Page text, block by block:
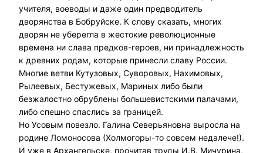
учителя, воеводы и даже один предводитель
дворянства в Бобруйске. К слову сказать, многих
дворян не уберегла в жестокие революционные
времена ни слава предков-героев, ни принадлежность
к древних родам, которые принесли славу России.
Многие ветви Кутузовых, Суворовых, Нахимовых,
Рылеевых, Бестужевых, Мариных либо были
безжалостно обрублены большевистскими палачами,
либо спешно спаслись за границей.
Но Усовым повезло. Галина Северьяновна выросла на
родине Ломоносова (Холмогоры-то совсем недалече!).
И уже в Архангельске, прочитав труды И.В. Мичурина,